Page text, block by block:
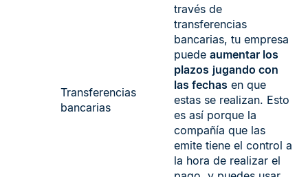
Transferencias
bancarias
través de
transferencias
bancarias, tu empresa
puede aumentar los
plazos jugando con
las fechas en que
estas se realizan. Esto
es así porque la
compañía que las
emite tiene el control a
la hora de realizar el